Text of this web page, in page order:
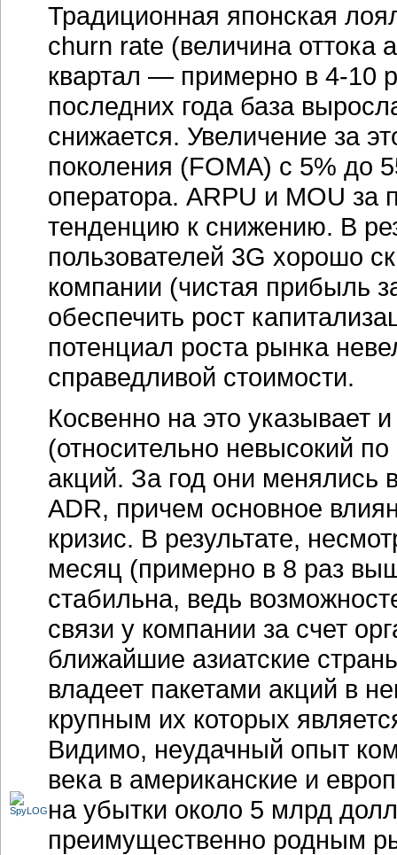
Традиционная японская
churn rate (величина оттока
квартал — примерно в 4-10
последних года база
снижается. Увеличение за
поколения (FOMA) с 5% до
оператора. ARPU и MOU за
тенденцию к снижению. В
пользователей 3G хорошо
компании (чистая прибыль
обеспечить рост
потенциал роста рынка
справедливой стоимости.
Косвенно на это указывает
(относительно невысокий
акций. За год они менялись
ADR, причем основное
кризис. В результате,
месяц (примерно в 8 раз
стабильна, ведь
связи у компании за счет
ближайшие азиатские
владеет пакетами акций в
крупным их которых
Видимо, неудачный опыт
века в американские и
на убытки около 5 млрд
преимущественно родным